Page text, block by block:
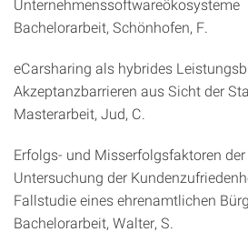
Unternehmenssoftwareökosysteme
Bachelorarbeit, Schönhofen, F.
eCarsharing als hybrides
Akzeptanzbarrieren aus Sicht der
Masterarbeit, Jud, C.
Erfolgs- und Misserfolgsfaktoren
Untersuchung der
Fallstudie eines ehrenamtlichen
Bachelorarbeit, Walter, S.